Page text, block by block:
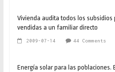
Vivienda audita todos los subsidios
vendidas a un familiar directo
2009-07-14 44 Comments
Energía solar para las poblaciones.